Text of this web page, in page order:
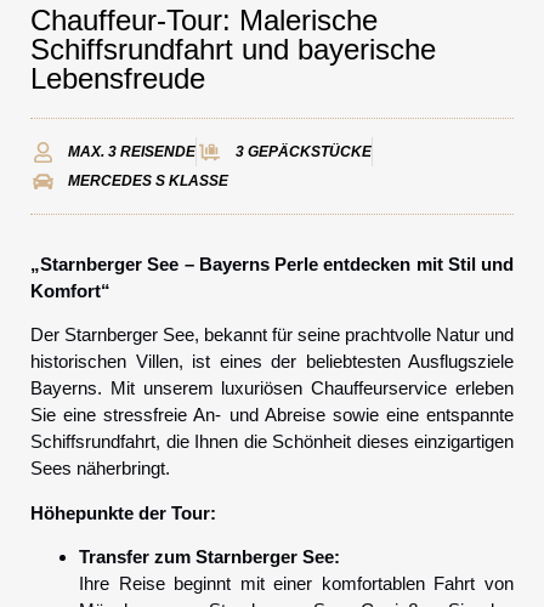
Chauffeur-Tour: Malerische
Schiffsrundfahrt und bayerische
Lebensfreude
MAX. 3 REISENDE
3 GEPÄCKSTÜCKE
MERCEDES S KLASSE
„Starnberger See – Bayerns Perle entdecken mit Stil und
Komfort“
Der Starnberger See, bekannt für seine prachtvolle Natur und
historischen Villen, ist eines der beliebtesten Ausflugsziele
Bayerns. Mit unserem luxuriösen Chauffeurservice erleben
Sie eine stressfreie An- und Abreise sowie eine entspannte
Schiffsrundfahrt, die Ihnen die Schönheit dieses einzigartigen
Sees näherbringt.
Höhepunkte der Tour:
Transfer zum Starnberger See:
Ihre Reise beginnt mit einer komfortablen Fahrt von